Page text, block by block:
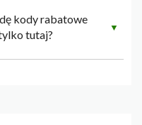
kody rabatowe
tutaj?
▼